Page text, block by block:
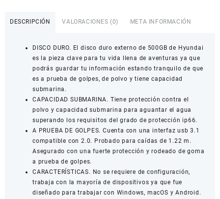
DESCRIPCIÓN VALORACIONES (0) META INFORMACIÓN
DISCO DURO. El disco duro externo de 500GB de Hyundai
es la pieza clave para tu vida llena de aventuras ya que
podrás guardar tu información estando tranquilo de que
es a prueba de golpes, de polvo y tiene capacidad
submarina.
CAPACIDAD SUBMARINA. Tiene protección contra el
polvo y capacidad submarina para aguantar el agua
superando los requisitos del grado de protección ip66.
A PRUEBA DE GOLPES. Cuenta con una interfaz usb 3.1
compatible con 2.0. Probado para caídas de 1.22 m.
Asegurado con una fuerte protección y rodeado de goma
a prueba de golpes.
CARACTERÍSTICAS. No se requiere de configuración,
trabaja con la mayoría de dispositivos ya que fue
diseñado para trabajar con Windows, macOS y Android.